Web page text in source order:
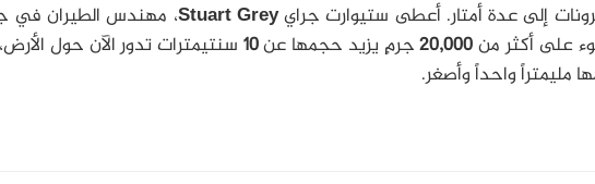
إلى عدة أمتار. أعطى ستيوارت جرايStuart Grey، مهندس الطيران في
على أكثر من20,000جرمٍ يزيد حجمها عن10 سنتيمترات تدور الآن حول
مليمتراً واحداً وأصغر.